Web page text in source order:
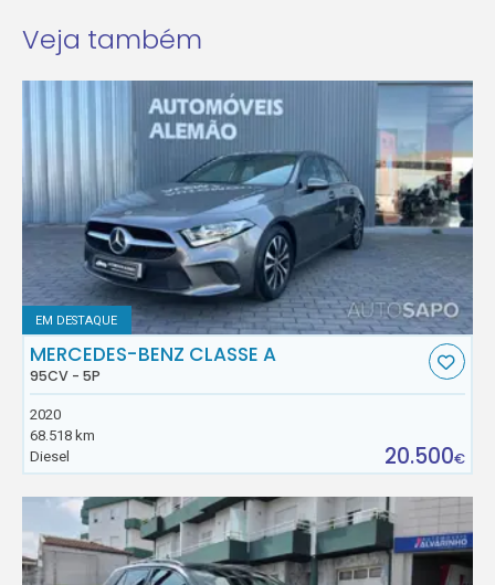
Veja também
EM DESTAQUE
MERCEDES-BENZ CLASSE A
95CV - 5P
2020
68.518 km
Diesel
20.500€